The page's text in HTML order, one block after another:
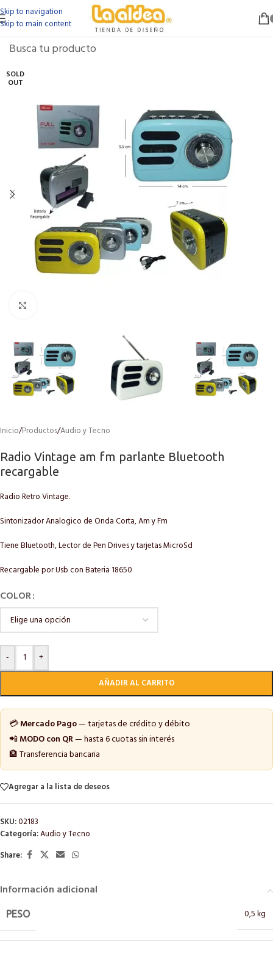
Skip to navigation
Skip to main content
SOLD
OUT
Inicio/Productos/Audio y Tecno
Radio Vintage am fm parlante Bluetooth
recargable
Radio Retro Vintage.
Sintonizador Analogico de Onda Corta, Am y Fm
Tiene Bluetooth, Lector de Pen Drives y tarjetas MicroSd
Recargable por Usb con Bateria 18650
COLOR
-
+
AÑADIR AL CARRITO
💳Mercado Pago— tarjetas de crédito y débito
📲MODO con QR— hasta 6 cuotas sin interés
🏦 Transferencia bancaria
Agregar a la lista de deseos
SKU:02183
Categoría:Audio y Tecno
Share:
Información adicional
PESO 0,5 kg